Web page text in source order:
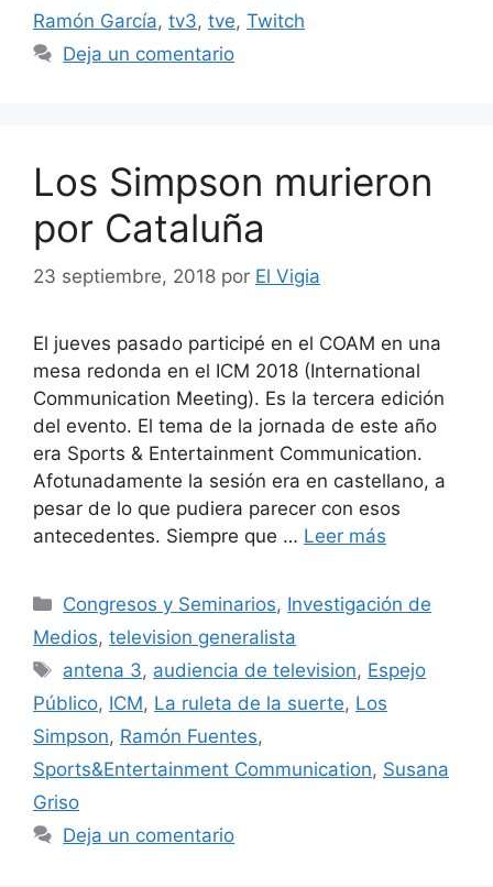
Ramón García, tv3, tve, Twitch
Deja un comentario
Los Simpson murieron
por Cataluña
23 septiembre, 2018 por El Vigia
El jueves pasado participé en el COAM en una
mesa redonda en el ICM 2018 (International
Communication Meeting). Es la tercera edición
del evento. El tema de la jornada de este año
era Sports & Entertainment Communication.
Afotunadamente la sesión era en castellano, a
pesar de lo que pudiera parecer con esos
antecedentes. Siempre que … Leer más
Categorías
Congresos y Seminarios, Investigación de
Medios, television generalista
Etiquetas
antena 3, audiencia de television, Espejo
Público, ICM, La ruleta de la suerte, Los
Simpson, Ramón Fuentes,
Sports&Entertainment Communication, Susana
Griso
Deja un comentario